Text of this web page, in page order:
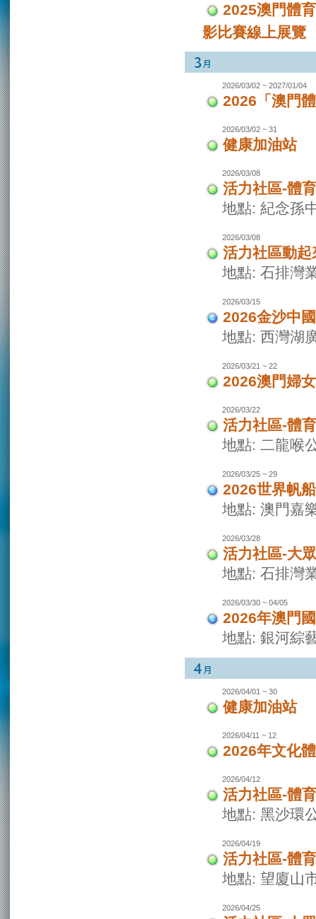
2025澳門體
影比賽線上展覽
2026/03/02 ~ 2027/01/04
2026「澳門
2026/03/02 ~ 31
健康加油站
2026/03/08
活力社區-體
地點: 紀念孫
2026/03/08
活力社區動
地點: 石排灣
2026/03/15
2026金沙中
地點: 西灣湖
2026/03/21 ~ 22
2026澳門婦
2026/03/22
活力社區-體
地點: 二龍喉
2026/03/25 ~ 29
2026世界帆
地點: 澳門嘉
2026/03/28
活力社區-大
地點: 石排灣
2026/03/30 ~ 04/05
2026年澳門
地點: 銀河綜
2026/04/01 ~ 30
健康加油站
2026/04/11 ~ 12
2026年文化
2026/04/12
活力社區-體
地點: 黑沙環
2026/04/19
活力社區-體
地點: 望廈山
2026/04/25